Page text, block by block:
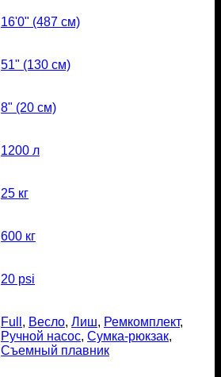
16'0" (487 см)
51" (130 см)
8" (20 см)
1200 л
25 кг
600 кг
20 psi
Full , Весло, Лиш, Ремкомплект,
Ручной насос, Сумка-рюкзак,
Съемный плавник